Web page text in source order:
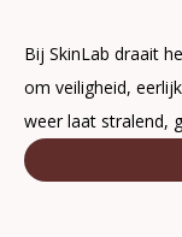
Bij SkinLab draait
om veiligheid,
weer laat stralend,